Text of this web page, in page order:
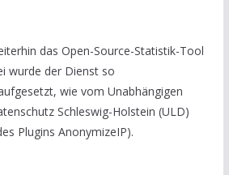
das Open-Source-Statistik-Tool
wurde der Dienst so
wie vom Unabhängigen
Schleswig-Holstein (ULD)
Plugins AnonymizeIP).